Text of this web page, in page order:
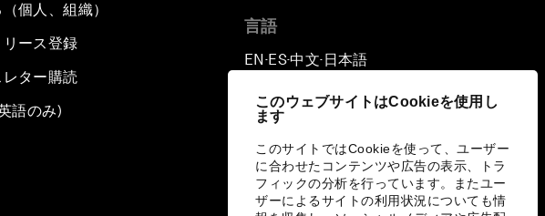
このウェブサイトはCookieを使用し
ます
このサイトではCookieを使って、ユーザー
に合わせたコンテンツや広告の表示、トラ
フィックの分析を行っています。またユー
ザーによるサイトの利用状況についても情
個人、組織）
ース登録
ター購読
語のみ)
言語
EN ▪ ES▪中文▪ 日本語